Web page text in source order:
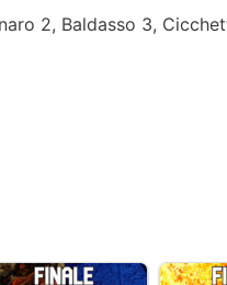
2, Baldasso 3,